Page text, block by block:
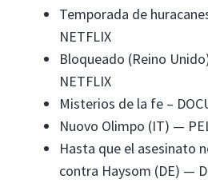
Temporada de
NETFLIX
Bloqueado (Reino
NETFLIX
Misterios de la fe –
Nuovo Olimpo (IT) —
Hasta que el asesinato
contra Haysom (DE) —